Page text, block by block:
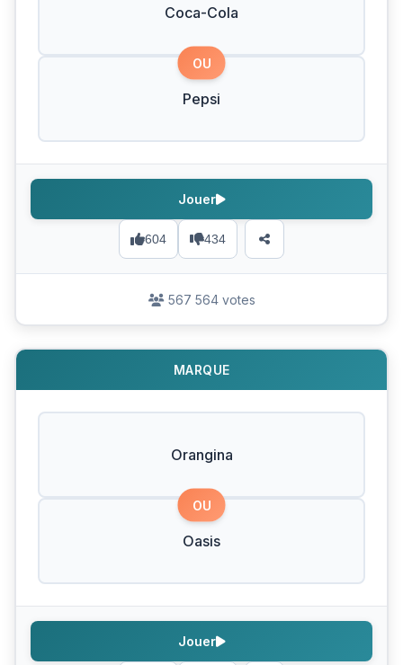
Coca-Cola
OU
Pepsi
604 434
Jouer
567 564 votes
MARQUE
Orangina
OU
Oasis
Jouer